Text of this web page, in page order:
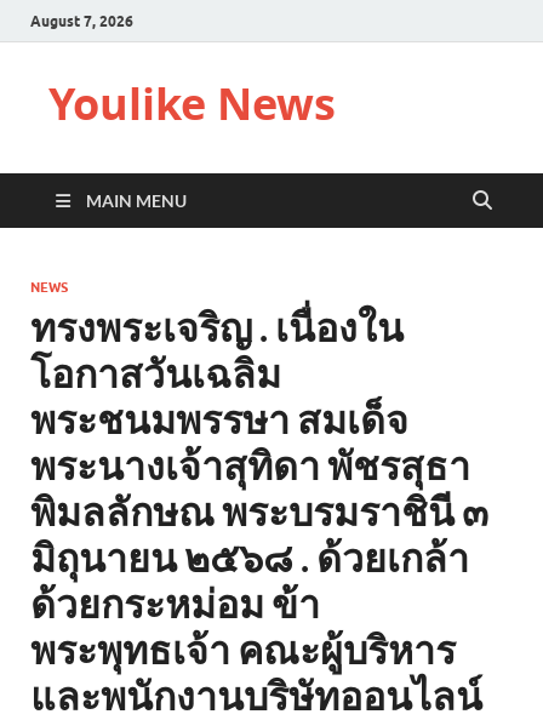
August 7, 2026
Youlike News
MAIN MENU
NEWS
ทรงพระเจริญ . เนื่องใน
โอกาสวันเฉลิม
พระชนมพรรษา สมเด็จ
พระนางเจ้าสุทิดา พัชรสุธา
พิมลลักษณ พระบรมราชินี ๓
มิถุนายน ๒๕๖๘ . ด้วยเกล้า
ด้วยกระหม่อม ข้า
พระพุทธเจ้า คณะผู้บริหาร
และพนักงานบริษัทออนไลน์